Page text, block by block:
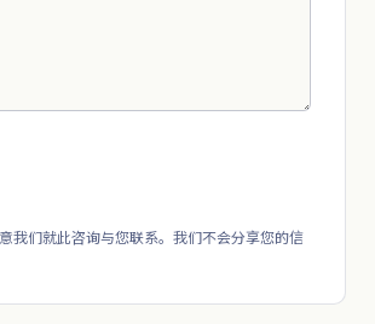
我们就此咨询与您联系。我们不会分享您的信